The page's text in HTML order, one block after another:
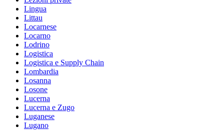
Lingua
Littau
Locarnese
Locarno
Lodrino
Logistica
Logistica e Supply Chain
Lombardia
Losanna
Losone
Lucerna
Lucerna e Zugo
Luganese
Lugano